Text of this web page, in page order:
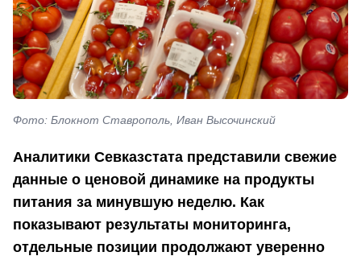
Фото: Блокнот Ставрополь, Иван Высочинский
Аналитики Севказстата представили свежие
данные о ценовой динамике на продукты
питания за минувшую неделю. Как
показывают результаты мониторинга,
отдельные позиции продолжают уверенно